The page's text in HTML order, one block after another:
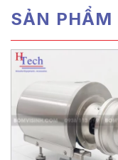
SẢN PHẨM